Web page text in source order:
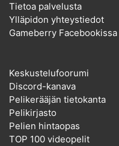
Tietoa palvelusta
Ylläpidon yhteystiedot
Gameberry Facebookissa
Keskustelufoorumi
Discord-kanava
Pelikerääjän tietokanta
Pelikirjasto
Pelien hintaopas
TOP 100 videopelit